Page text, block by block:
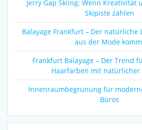
Jerry Gap Skiing: Wenn Kreativität
Skipiste zählen
Balayage Frankfurt – Der natürliche
aus der Mode
Frankfurt Balayage – Der Trend
Haarfarben mit natürlicher
Innenraumbegrünung für
Büros